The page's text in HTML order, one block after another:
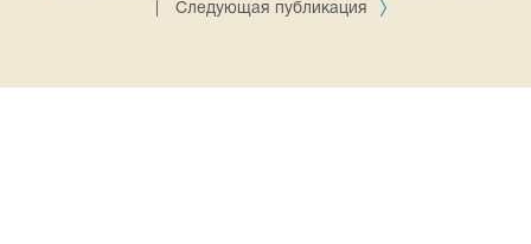
Следующая публикация